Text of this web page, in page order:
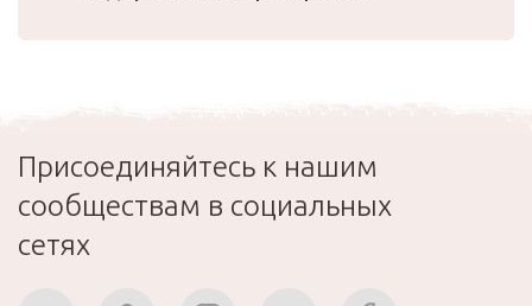
Присоединяйтесь к нашим
сообществам в социальных
сетях